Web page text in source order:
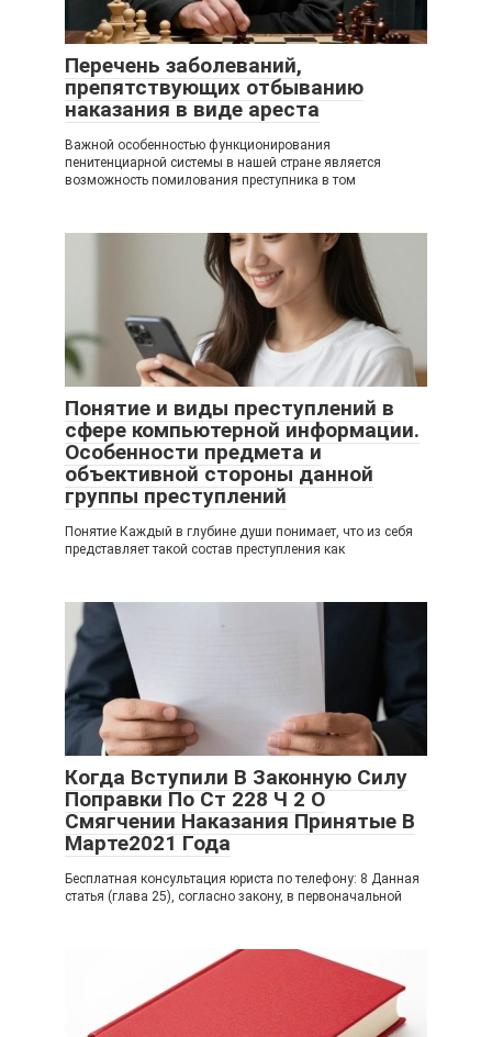
Перечень заболеваний,
препятствующих отбыванию
наказания в виде ареста
Важной особенностью функционирования
пенитенциарной системы в нашей стране является
возможность помилования преступника в том
Понятие и виды преступлений в
сфере компьютерной информации.
Особенности предмета и
объективной стороны данной
группы преступлений
Понятие Каждый в глубине души понимает, что из себя
представляет такой состав преступления как
Когда Вступили В Законную Силу
Поправки По Ст 228 Ч 2 О
Смягчении Наказания Принятые В
Марте2021 Года
Бесплатная консультация юриста по телефону: 8 Данная
статья (глава 25), согласно закону, в первоначальной